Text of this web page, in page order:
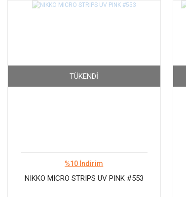
TÜKENDI
%10 İndirim
NIKKO MICRO STRIPS UV PINK #553